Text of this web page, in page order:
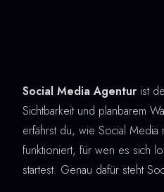
Social Media Agentur ist
Sichtbarkeit und planbarem
erfährst du, wie Social Media
funktioniert, für wen es sich
startest. Genau dafür steht